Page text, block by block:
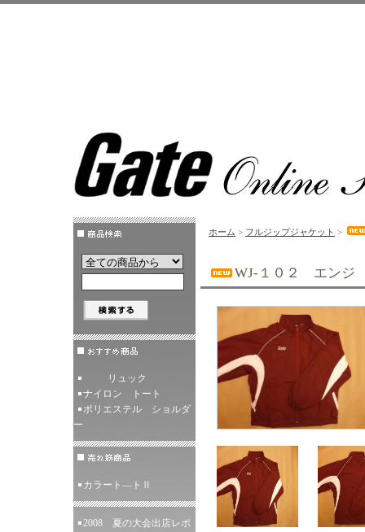
リュック
ナイロン トート
ポリエステル ショルダ
ー
カラート―トⅡ
2008 夏の大会出店レポ
ホーム > フルジップジャケット >
WJ-１０２ エンジ